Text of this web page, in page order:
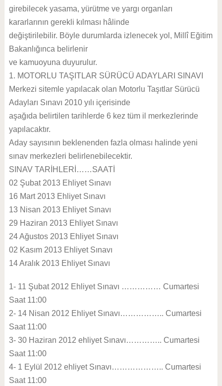
girebilecek yasama, yürütme ve yargı organları
kararlarının gerekli kılması hâlinde
değiştirilebilir. Böyle durumlarda izlenecek yol, Millî Eğitim
Bakanlığınca belirlenir
ve kamuoyuna duyurulur.
1. MOTORLU TAŞITLAR SÜRÜCÜ ADAYLARI SINAVI
Merkezi sitemle yapılacak olan Motorlu Taşıtlar Sürücü
Adayları Sınavı 2010 yılı içerisinde
aşağıda belirtilen tarihlerde 6 kez tüm il merkezlerinde
yapılacaktır.
Aday sayısının beklenenden fazla olması halinde yeni
sınav merkezleri belirlenebilecektir.
SINAV TARİHLERİ……SAATİ
02 Şubat 2013 Ehliyet Sınavı
16 Mart 2013 Ehliyet Sınavı
13 Nisan 2013 Ehliyet Sınavı
29 Haziran 2013 Ehliyet Sınavı
24 Ağustos 2013 Ehliyet Sınavı
02 Kasım 2013 Ehliyet Sınavı
14 Aralık 2013 Ehliyet Sınavı
1- 11 Şubat 2012 Ehliyet Sınavı …………… Cumartesi
Saat 11:00
2- 14 Nisan 2012 Ehliyet Sınavı…………….. Cumartesi
Saat 11:00
3- 30 Haziran 2012 ehliyet Sınavı………….. Cumartesi
Saat 11:00
4- 1 Eylül 2012 ehliyet Sınavı……………….. Cumartesi
Saat 11:00